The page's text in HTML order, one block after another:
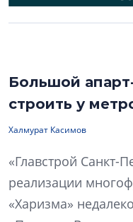
Большой
строить у
Халмурат Касимов
«Главстрой Санкт-
реализации
«Харизма»